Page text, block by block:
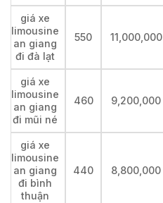
giá xe
limousine
an giang
đi đà lạt
550 11,000,000
giá xe
limousine
an giang
đi mũi né
460 9,200,000
giá xe
limousine
an giang
đi bình
thuận
440 8,800,000